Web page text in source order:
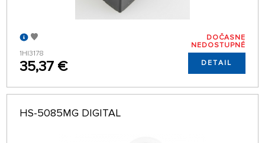
1HI3178
35,37 €
DOČASNE
NEDOSTUPNÉ
DETAIL
HS-5085MG DIGITAL